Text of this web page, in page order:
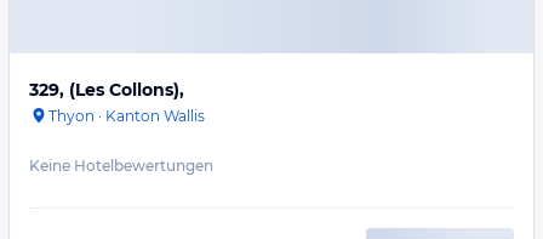
329, (Les Collons),
Thyon · Kanton Wallis
Keine Hotelbewertungen